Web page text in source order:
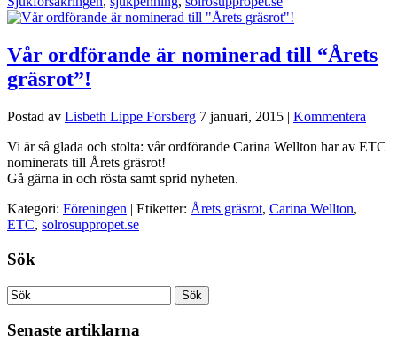
Vår ordförande är nominerad till “Årets
gräsrot”!
Postad av Lisbeth Lippe Forsberg 7 januari, 2015 | Kommentera
Vi är så glada och stolta: vår ordförande Carina Wellton har av ETC
nominerats till Årets gräsrot!
Gå gärna in och rösta samt sprid nyheten.
Kategori: Föreningen | Etiketter: Årets gräsrot, Carina Wellton,
ETC, solrosuppropet.se
Sök
Senaste artiklarna